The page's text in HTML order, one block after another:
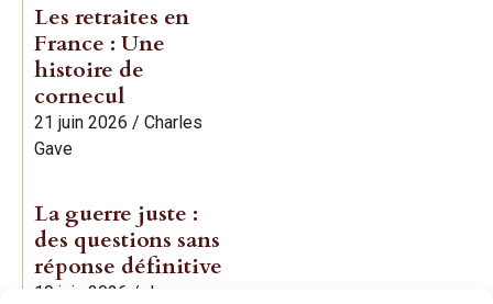
Les retraites en
France : Une
histoire de
cornecul
21 juin 2026 / Charles
Gave
La guerre juste :
des questions sans
réponse définitive
19 juin 2026 / Jean-